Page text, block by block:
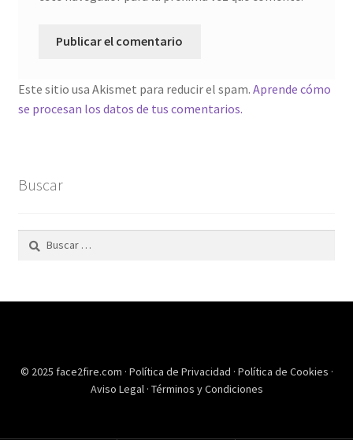
Este sitio usa Akismet para reducir el spam. Aprende cómo
se procesan los datos de tus comentarios.
Buscar
Buscar:
© 2025 face2fire.com · Política de Privacidad · Política de Cookies ·
Aviso Legal · Términos y Condiciones